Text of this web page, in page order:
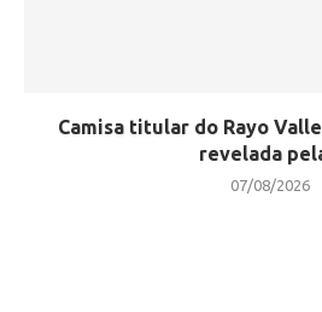
Camisa titular do Rayo
revelada
07/08/2026